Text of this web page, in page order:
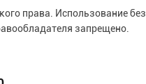
права. Использование без
запрещено.